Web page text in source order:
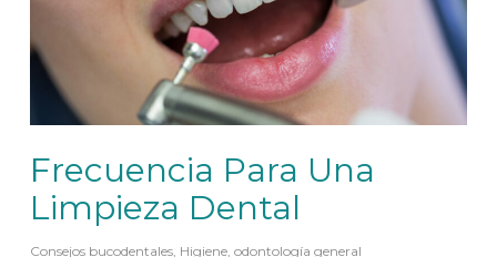
Frecuencia Para Una
Limpieza Dental
Consejos bucodentales, Higiene, odontología general